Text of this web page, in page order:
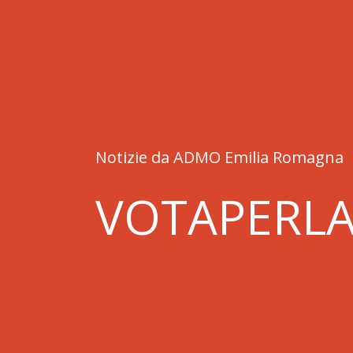
Notizie da ADMO Emilia Romagna